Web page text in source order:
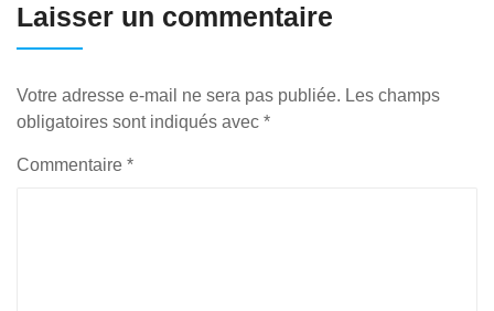
Laisser un commentaire
Votre adresse e-mail ne sera pas publiée. Les champs
obligatoires sont indiqués avec *
Commentaire *